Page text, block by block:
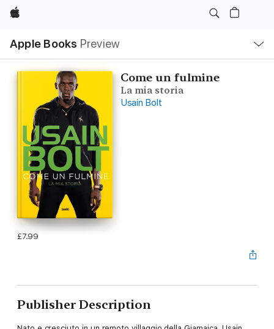
Apple
Apple Books Preview
Nav
Open
Menu
Come un fulmine
La mia storia
Usain Bolt
£7.99
Publisher Description